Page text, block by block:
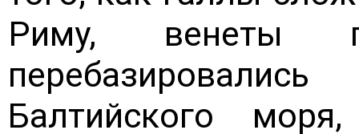
Риму, венеты
Балтийского